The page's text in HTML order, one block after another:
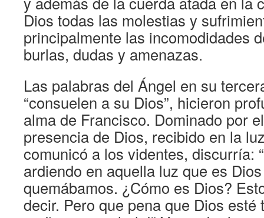
Dios todas las molestias y
principalmente las incomodidades
burlas, dudas y amenazas.
Las palabras del Ángel en su
“consuelen a su Dios”, hicieron
alma de Francisco. Dominado por
presencia de Dios, recibido en la
comunicó a los videntes, discurría:
ardiendo en aquella luz que es
quemábamos. ¿Cómo es Dios?
decir. Pero que pena que Dios